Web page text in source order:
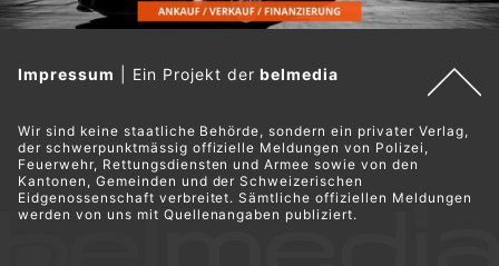
Impressum Ein Projekt derbelmedia
Wir sind keine staatliche Behörde, sondern ein privater Verlag,
der schwerpunktmässig offizielle Meldungen von Polizei,
Feuerwehr, Rettungsdiensten und Armee sowie von den
Kantonen, Gemeinden und der Schweizerischen
Eidgenossenschaft verbreitet. Sämtliche offiziellen Meldungen
werden von uns mit Quellenangaben publiziert.